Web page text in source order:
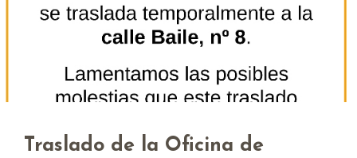
Traslado de la Oficina de